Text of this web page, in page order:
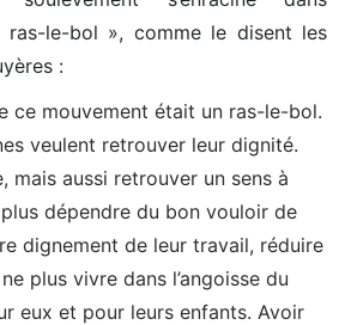
ras-le-bol », comme le disent les
:
ce mouvement était un ras-le-bol.
veulent retrouver leur dignité.
mais aussi retrouver un sens à
dépendre du bon vouloir de
dignement de leur travail, réduire
plus vivre dans l’angoisse du
eux et pour leurs enfants. Avoir